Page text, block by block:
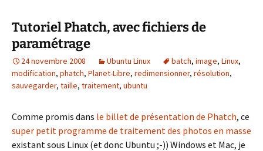
Tutoriel Phatch, avec fichiers de
paramétrage
24 novembre 2008 Ubuntu Linux batch, image, Linux,
modification, phatch, Planet-Libre, redimensionner, résolution,
sauvegarder, taille, traitement, ubuntu
Comme promis dans le billet de présentation de Phatch, ce
super petit programme de traitement des photos en masse
existant sous Linux (et donc Ubuntu ;-)) Windows et Mac, je